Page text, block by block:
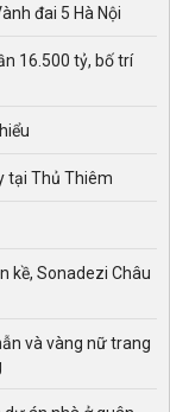
đai 5 Hà Nội
16.500 tỷ, bố trí
tại Thủ Thiêm
kề, Sonadezi Châu
và vàng nữ trang